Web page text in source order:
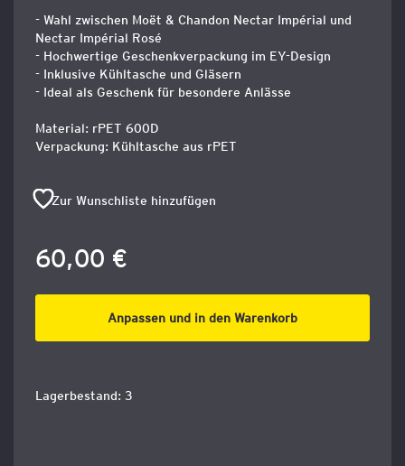
- Wahl zwischen Moët & Chandon Nectar Impérial und
Nectar Impérial Rosé
- Hochwertige Geschenkverpackung im EY-Design
- Inklusive Kühltasche und Gläsern
- Ideal als Geschenk für besondere Anlässe
Material: rPET 600D
Verpackung: Kühltasche aus rPET
Zur Wunschliste hinzufügen
60,00 €
Anpassen und in den Warenkorb
Lagerbestand: 3